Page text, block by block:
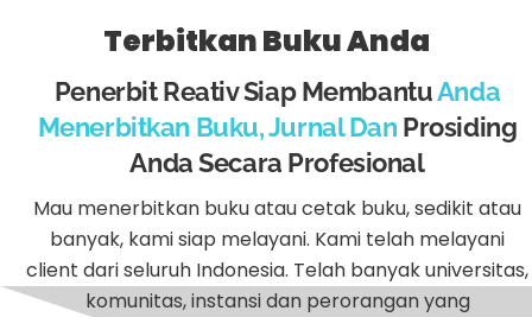
Terbitkan Buku Anda
Penerbit Reativ Siap MembantuAnda
Menerbitkan Buku, Jurnal Dan Prosiding
Anda Secara Profesional
Mau menerbitkan buku atau cetak buku, sedikit atau
banyak, kami siap melayani. Kami telah melayani
client dari seluruh Indonesia. Telah banyak universitas,
komunitas, instansi dan perorangan yang